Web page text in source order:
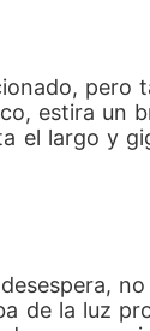
pero
estira un
el largo y
de la luz